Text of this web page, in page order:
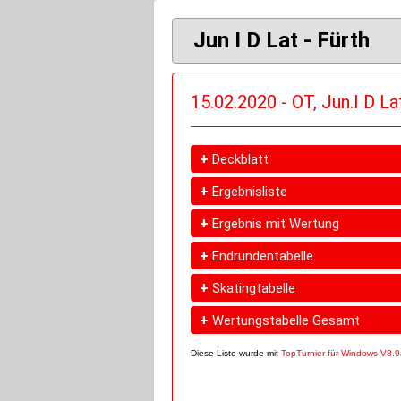
Jun I D Lat - Fürth
15.02.2020 - OT, Jun.I D
+ Deckblatt
+ Ergebnisliste
+ Ergebnis mit Wertung
+ Endrundentabelle
+ Skatingtabelle
+ Wertungstabelle Gesamt
Diese Liste wurde mit TopTurnier für Windows